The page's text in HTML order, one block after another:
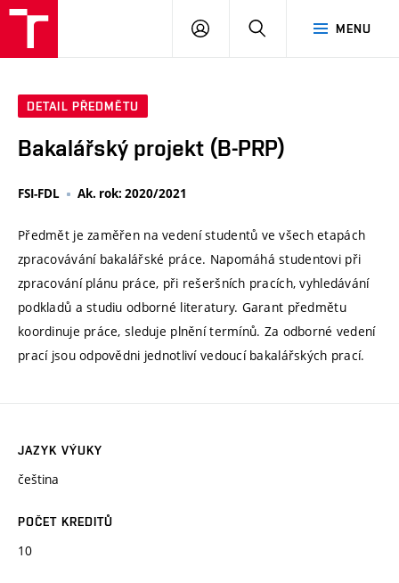
MENU
PŘIHLÁSIT
DETAIL PŘEDMĚTU
Bakalářský projekt (B-PRP)
FSI-FDL Ak. rok: 2020/2021
Předmět je zaměřen na vedení studentů ve všech etapách
zpracovávání bakalářské práce. Napomáhá studentovi při
zpracování plánu práce, při rešeršních pracích, vyhledávání
podkladů a studiu odborné literatury. Garant předmětu
koordinuje práce, sleduje plnění termínů. Za odborné vedení
prací jsou odpovědni jednotliví vedoucí bakalářských prací.
JAZYK VÝUKY
čeština
POČET KREDITŮ
10